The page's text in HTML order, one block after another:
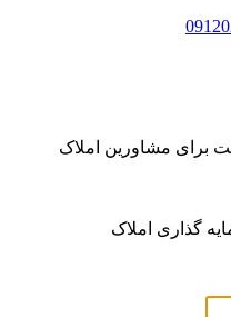
برای مشاورین املاک
گذاری املاک